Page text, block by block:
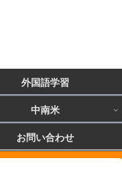
外国語学習
中南米
お問い合わせ